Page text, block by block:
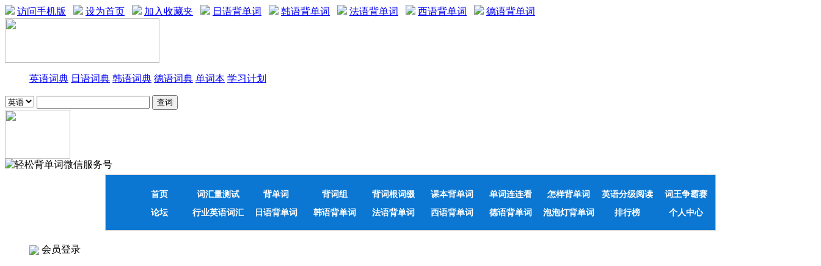
访问手机版 设为首页 加入收藏夹 日语背单词 韩语背单词 法语背单词 西语背单词 德语背单词
英语词典 日语词典 韩语词典 德语词典 单词本 学习计划
首页 词汇量测试 背单词 背词组 背词根词缀 课本背单词 单词连连看 怎样背单词 英语分级阅读
词王争霸赛
论坛
行业英语词汇 日语背单词 韩语背单词 法语背单词 西语背单词 德语背单词 泡泡灯背单词 排行榜 个人中心
会员登录